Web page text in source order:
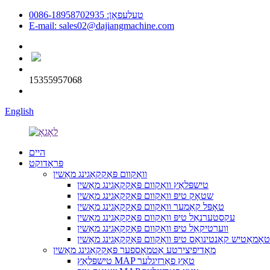
טעלעפאָן: 0086-18958702935
E-mail: sales02@dajiangmachine.com
15355957068
English
היים
פּראָדוקט
וואַקוום פּאַקקאַגינג מאַשין
טישפּלאַץ וואַקוום פּאַקקאַגינג מאַשין
שטאָק טיפּ וואַקוום פּאַקקאַגינג מאַשין
טאָפּל קאַמער וואַקוום פּאַקקאַגינג מאַשין
עקסטערנאַל טיפּ וואַקוום פּאַקקאַגינג מאַשין
ווערטיקאַל טיפּ וואַקוום פּאַקקאַגינג מאַשין
קאָנטינואַס טיפּ וואַקוום פּאַקקאַגינג מאַשין
מאָדיפיצירטע אַטמאָספער פּאַקקאַגינג מאַשין
טישפּלאַץ MAP טאַץ פאַרזיגלער